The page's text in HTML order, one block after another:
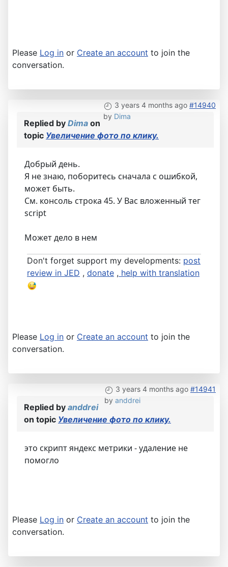
Please Log in or Create an account to join the
conversation.
3 years 4 months ago #14940
by Dima
Replied by Dima on
topic Увеличение фото по клику.
Добрый день.
Я не знаю, поборитесь сначала с ошибкой,
может быть.
См. консоль строка 45. У Вас вложенный тег
script
Может дело в нем
Don't forget support my developments: post
review in JED , donate , help with translation
Please Log in or Create an account to join the
conversation.
3 years 4 months ago #14941
by anddrei
Replied by anddrei
on topic Увеличение фото по клику.
это скрипт яндекс метрики - удаление не
помогло
Please Log in or Create an account to join the
conversation.